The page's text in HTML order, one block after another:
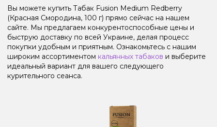
Вы можете купить Табак Fusion Medium Redberry
(Красная Смородина, 100 г) прямо сейчас на нашем
сайте. Мы предлагаем конкурентоспособные цены и
быструю доставку по всей Украине, делая процесс
покупки удобным и приятным. Ознакомьтесь с нашим
широким ассортиментом кальянных табаков и выберите
идеальный вариант для вашего следующего
курительного сеанса.